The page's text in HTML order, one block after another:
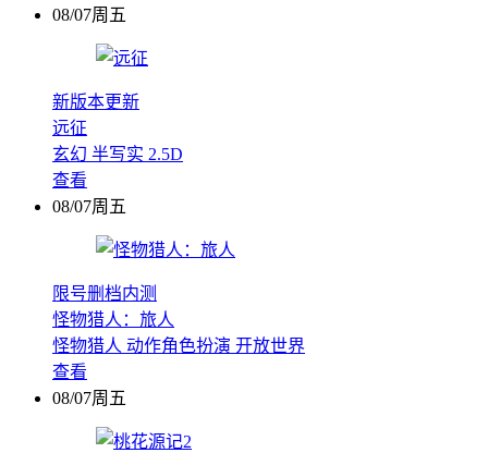
08/07周五
新版本更新
远征
玄幻 半写实 2.5D
查看
08/07周五
限号删档内测
怪物猎人：旅人
怪物猎人 动作角色扮演 开放世界
查看
08/07周五